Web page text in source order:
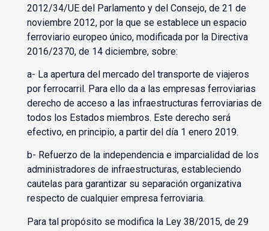
2012/34/UE del Parlamento y del Consejo, de 21 de
noviembre 2012, por la que se establece un espacio
ferroviario europeo único, modificada por la Directiva
2016/2370, de 14 diciembre, sobre:
a- La apertura del mercado del transporte de viajeros
por ferrocarril. Para ello da a las empresas ferroviarias
derecho de acceso a las infraestructuras ferroviarias de
todos los Estados miembros. Este derecho será
efectivo, en principio, a partir del día 1 enero 2019.
b- Refuerzo de la independencia e imparcialidad de los
administradores de infraestructuras, estableciendo
cautelas para garantizar su separación organizativa
respecto de cualquier empresa ferroviaria.
Para tal propósito se modifica la Ley 38/2015, de 29